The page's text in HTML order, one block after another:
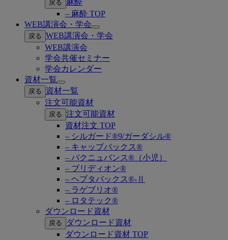
戻る
麻酔
– 麻酔 TOP
WEB講演会・学会
Open
submenu
戻る WEB講演会・学会
WEB講演会
学会共催セミナー
学会カレンダー
資材一覧
Open
submenu
戻る
資材一覧
注文可能資材
戻る 注文可能資材
資材注文 TOP
– シルガード®9/ガーダシル®
– キャップバックス®
– バクニュバンス®（小児）
– ブリディオン®
– ヘプタバックス®-Ⅱ
– ラゲブリオ®
– ロタテック®
ダウンロード資材
戻る
ダウンロード資材
ダウンロード資材 TOP